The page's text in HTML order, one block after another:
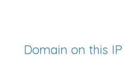
Domain on this IP